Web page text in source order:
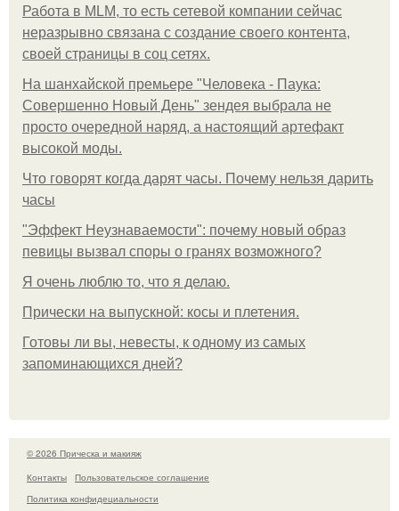
Работа в MLM, то есть сетевой компании сейчас
неразрывно связана с создание своего контента,
своей страницы в соц сетях.
На шанхайской премьере "Человека - Паука:
Совершенно Новый День" зендея выбрала не
просто очередной наряд, а настоящий артефакт
высокой моды.
Что говорят когда дарят часы. Почему нельзя дарить
часы
"Эффект Неузнаваемости": почему новый образ
певицы вызвал споры о гранях возможного?
Я очень люблю то, что я делаю.
Прически на выпускной: косы и плетения.
Готовы ли вы, невесты, к одному из самых
запоминающихся дней?
© 2026 Прическа и макияж
Контакты
Пользовательское соглашение
Политика конфидециальности